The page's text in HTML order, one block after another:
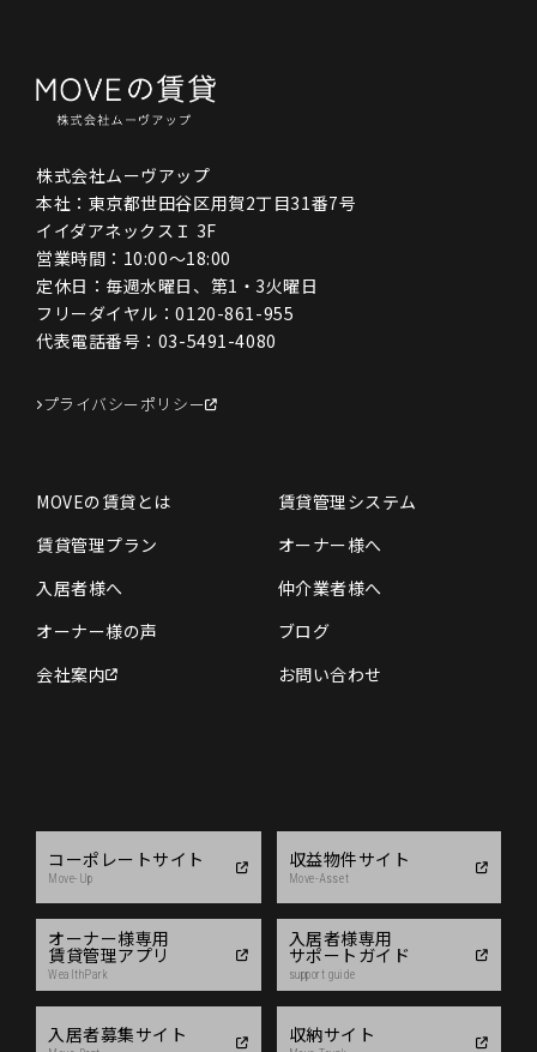
株式会社ムーヴアップ
本社：東京都世田谷区用賀2丁目31番7号
イイダアネックスＩ 3F
営業時間：10:00〜18:00
定休日：毎週水曜日、第1・3火曜日
フリーダイヤル：0120-861-955
代表電話番号： 03-5491-4080
プライバシーポリシー
MOVEの賃貸とは
賃貸管理システム
賃貸管理プラン
オーナー様へ
入居者様へ
仲介業者様へ
オーナー様の声
ブログ
会社案内
お問い合わせ
コーポレートサイト
Move-Up
収益物件サイト
Move-Asset
オーナー様専用
賃貸管理アプリ
WealthPark
入居者様専用
サポートガイド
support guide
入居者募集サイト 収納サイト